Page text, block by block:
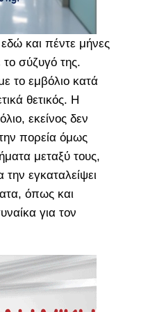
και πέντε μήνες
το σύζυγό της.
το εμβόλιο κατά
θετικός. Η
εκείνος δεν
πορεία όμως
μεταξύ τους,
την εγκαταλείψει
όπως και
για τον